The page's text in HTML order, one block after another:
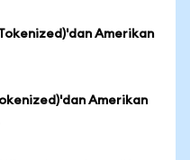
Amerikan
Amerikan